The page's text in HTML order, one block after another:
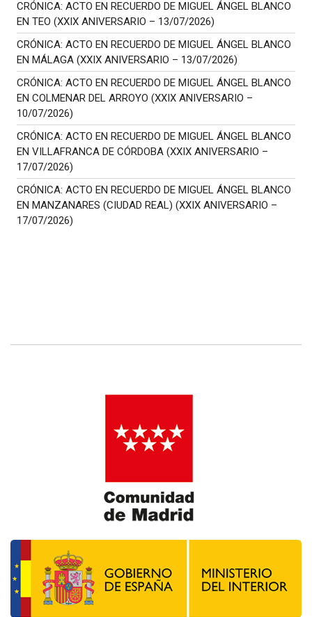
CRÓNICA: ACTO EN RECUERDO DE MIGUEL ÁNGEL BLANCO
EN TEO (XXIX ANIVERSARIO – 13/07/2026)
CRÓNICA: ACTO EN RECUERDO DE MIGUEL ÁNGEL BLANCO
EN MÁLAGA (XXIX ANIVERSARIO – 13/07/2026)
CRÓNICA: ACTO EN RECUERDO DE MIGUEL ÁNGEL BLANCO
EN COLMENAR DEL ARROYO (XXIX ANIVERSARIO –
10/07/2026)
CRÓNICA: ACTO EN RECUERDO DE MIGUEL ÁNGEL BLANCO
EN VILLAFRANCA DE CÓRDOBA (XXIX ANIVERSARIO –
17/07/2026)
CRÓNICA: ACTO EN RECUERDO DE MIGUEL ÁNGEL BLANCO
EN MANZANARES (CIUDAD REAL) (XXIX ANIVERSARIO –
17/07/2026)